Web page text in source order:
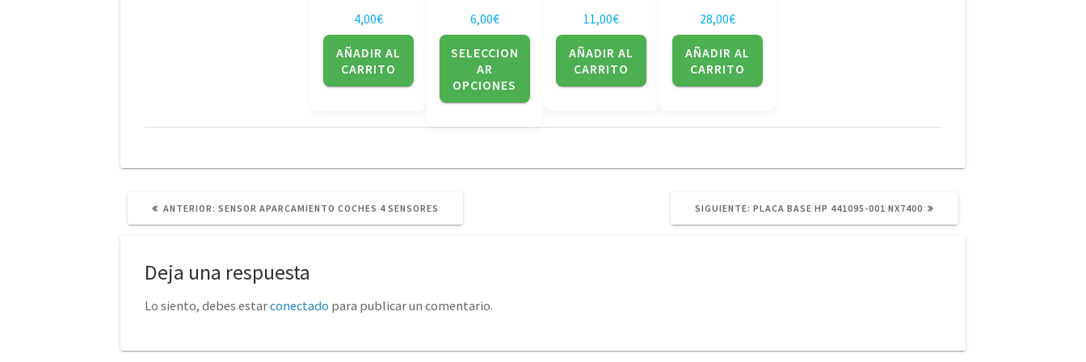
4,00€
AÑADIR AL
CARRITO
6,00€
SELECCION
AR
OPCIONES
página
de
producto
11,00€
AÑADIR AL
CARRITO
28,00€
AÑADIR AL
CARRITO
ANTERIOR: POST
SENSOR APARCAMIENTO COCHES 4 SENSORES SIGUIENTE: SIGUIENTE
PLACA BASE HP 441095-001 NX7400
Deja una respuesta
Lo siento, debes estarconectado para publicar un comentario.